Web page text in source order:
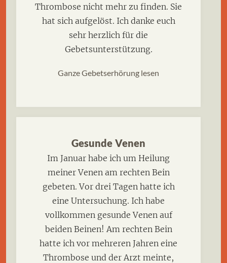
Thrombose nicht mehr zu finden. Sie
hat sich aufgelöst. Ich danke euch
sehr herzlich für die
Gebetsunterstützung.
Ganze Gebetserhörung lesen
Gesunde Venen
Im Januar habe ich um Heilung
meiner Venen am rechten Bein
gebeten. Vor drei Tagen hatte ich
eine Untersuchung. Ich habe
vollkommen gesunde Venen auf
beiden Beinen! Am rechten Bein
hatte ich vor mehreren Jahren eine
Thrombose und der Arzt meinte,